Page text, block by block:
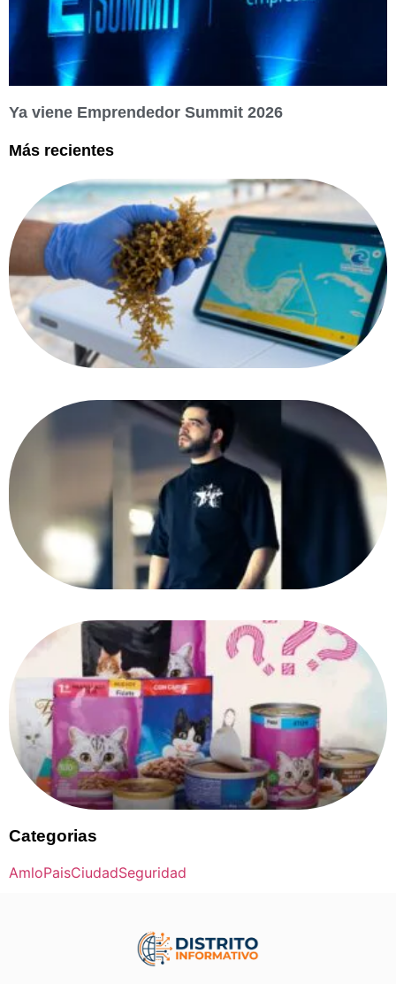
Ya viene Emprendedor Summit 2026
Más recientes
Categorias
AmloPaisCiudadSeguridad